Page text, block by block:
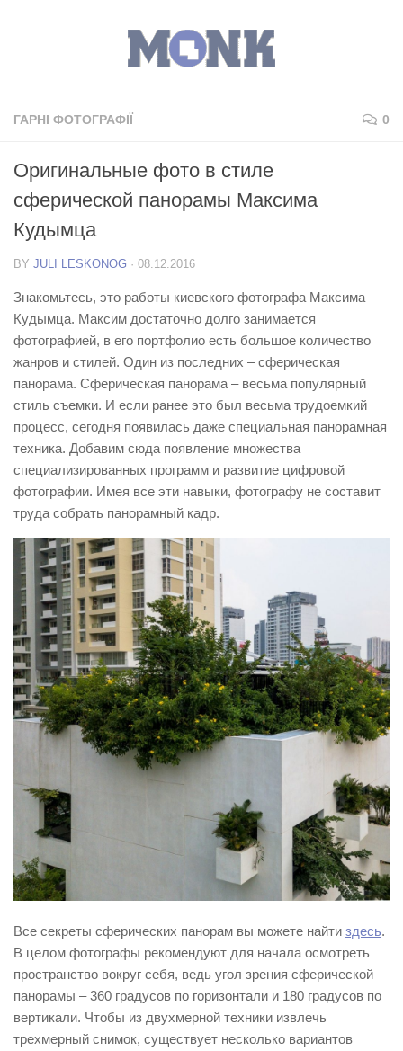
ГАРНІ ФОТОГРАФІЇ 0
Оригинальные фото в стиле
сферической панорамы Максима
Кудымца
BY JULI LESKONOG · 08.12.2016
Знакомьтесь, это работы киевского фотографа Максима
Кудымца. Максим достаточно долго занимается
фотографией, в его портфолио есть большое количество
жанров и стилей. Один из последних – сферическая
панорама. Сферическая панорама – весьма популярный
стиль съемки. И если ранее это был весьма трудоемкий
процесс, сегодня появилась даже специальная панорамная
техника. Добавим сюда появление множества
специализированных программ и развитие цифровой
фотографии. Имея все эти навыки, фотографу не составит
труда собрать панорамный кадр.
Все секреты сферических панорам вы можете найти здесь.
В целом фотографы рекомендуют для начала осмотреть
пространство вокруг себя, ведь угол зрения сферической
панорамы – 360 градусов по горизонтали и 180 градусов по
вертикали. Чтобы из двухмерной техники извлечь
трехмерный снимок, существует несколько вариантов